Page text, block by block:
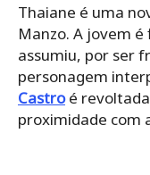
Thaiane é uma
Manzo. A jovem
assumiu, por ser
personagem
Castroé
proximidade com